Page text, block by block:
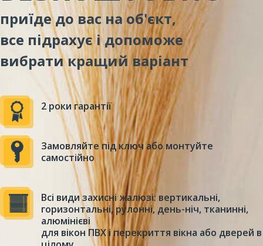
приїде до вас на об'єкт,
все підрахує і допоможе
вибрати кращий варіант
2 роки гарантії
Замовляйте під ключ або монтуйте
самостійно
Всі види захисні жалюзі: вертикальні,
горизонтальні, рулонні, день-ніч, тканинні,
алюмінієві
для вікон ПВХ і перекриття вікна або дверей в